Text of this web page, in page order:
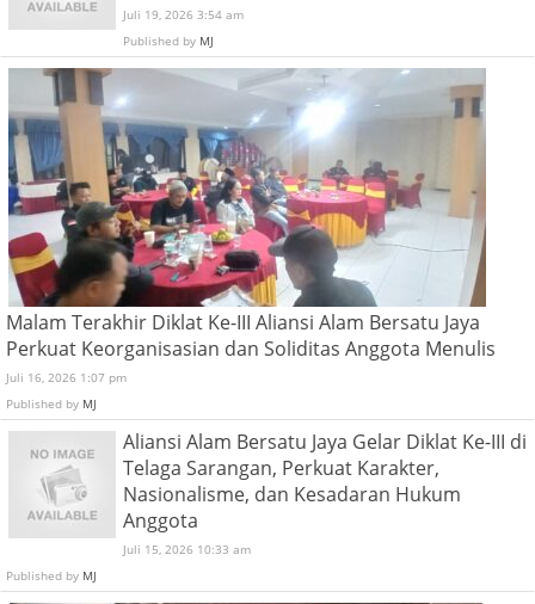
Juli 19, 2026 3:54 am
Published by MJ
Malam Terakhir Diklat Ke-III Aliansi Alam Bersatu Jaya
Perkuat Keorganisasian dan Soliditas Anggota Menulis
Juli 16, 2026 1:07 pm
Published by MJ
Aliansi Alam Bersatu Jaya Gelar Diklat Ke-III di
Telaga Sarangan, Perkuat Karakter,
Nasionalisme, dan Kesadaran Hukum
Anggota
Juli 15, 2026 10:33 am
Published by MJ